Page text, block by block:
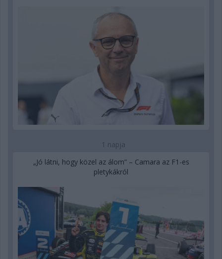
1 napja
„Jó látni, hogy közel az álom” – Camara az F1-es
pletykákról